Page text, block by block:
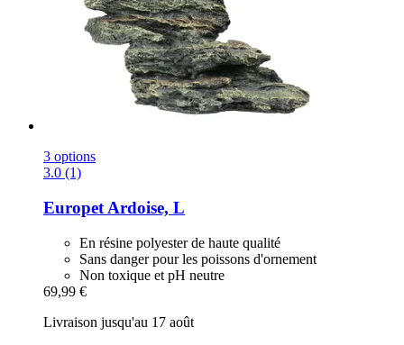
3 options
3.0 (1)
Europet Ardoise, L
En résine polyester de haute qualité
Sans danger pour les poissons d'ornement
Non toxique et pH neutre
69,99 €
Livraison jusqu'au 17 août